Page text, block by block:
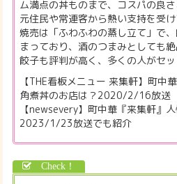
ム満点の丼ものまで、コスパの良
元住民や常連客から熱い支持を受け
焼売は「ふわふわの蒸し立て」で
まっており、酒のつまみとしても絶
餃子も評判が高く、多くの人がセッ
【THE看板メニュー 来集軒】町中
角煮丼のお店は？2020/2/16放送
【newsevery】町中華『来集軒』
2023/1/23放送でも紹介